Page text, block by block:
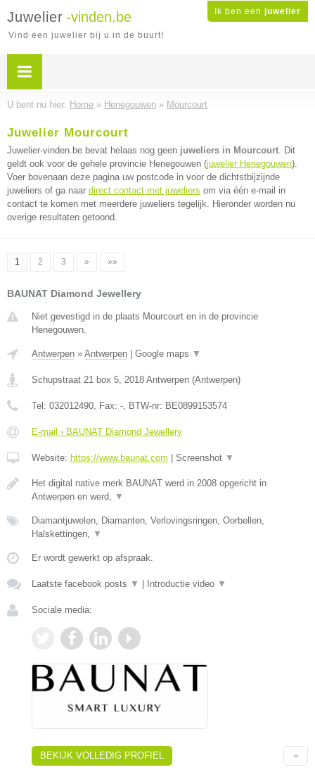
Ik ben een juwelier
Juwelier -vinden.be
Vind een juwelier bij u in de buurt!
U bent nu hier: Home » Henegouwen » Mourcourt
Juwelier Mourcourt
Juwelier-vinden.be bevat helaas nog geen juweliers in Mourcourt. Dit
geldt ook voor de gehele provincie Henegouwen (juwelier Henegouwen).
Voer bovenaan deze pagina uw postcode in voor de dichtstbijzijnde
juweliers of ga naar direct contact met juweliers om via één e-mail in
contact te komen met meerdere juweliers tegelijk. Hieronder worden nu
overige resultaten getoond.
1 2 3 » »»
BAUNAT Diamond Jewellery
Niet gevestigd in de plaats Mourcourt en in de provincie
Henegouwen.
Antwerpen » Antwerpen Google maps ▼
Schupstraat 21 box 5, 2018 Antwerpen (Antwerpen)
Tel: 032012490, Fax: -, BTW-nr: BE0899153574
E-mail › BAUNAT Diamond Jewellery
Website: https://www.baunat.com Screenshot ▼
Het digital native merk BAUNAT werd in 2008 opgericht in
Antwerpen en werd, ▼
Diamantjuwelen, Diamanten, Verlovingsringen, Oorbellen,
Halskettingen, ▼
Er wordt gewerkt op afspraak.
Laatste facebook posts ▼ Introductie video ▼
Sociale media:
BEKIJK VOLLEDIG PROFIEL